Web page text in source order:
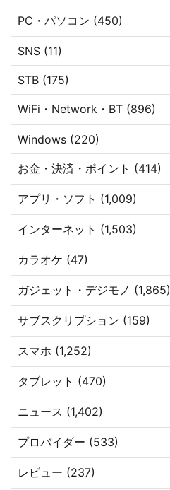
PC・パソコン (450)
SNS (11)
STB (175)
WiFi・Network・BT (896)
Windows (220)
お金・決済・ポイント (414)
アプリ・ソフト (1,009)
インターネット (1,503)
カラオケ (47)
ガジェット・デジモノ (1,865)
サブスクリプション (159)
スマホ (1,252)
タブレット (470)
ニュース (1,402)
プロバイダー (533)
レビュー (237)